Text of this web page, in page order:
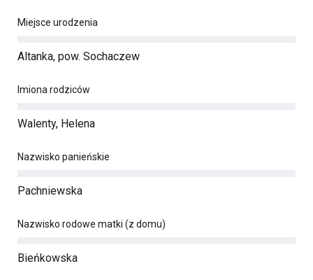
Miejsce urodzenia
Altanka, pow. Sochaczew
Imiona rodziców
Walenty, Helena
Nazwisko panieńskie
Pachniewska
Nazwisko rodowe matki (z domu)
Bieńkowska